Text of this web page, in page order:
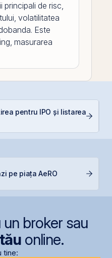
principali de risc,
volatilitatea
Este
masurarea
pentru IPO și listarea
pe piața AeRO
broker sau
tăuonline.
tine: